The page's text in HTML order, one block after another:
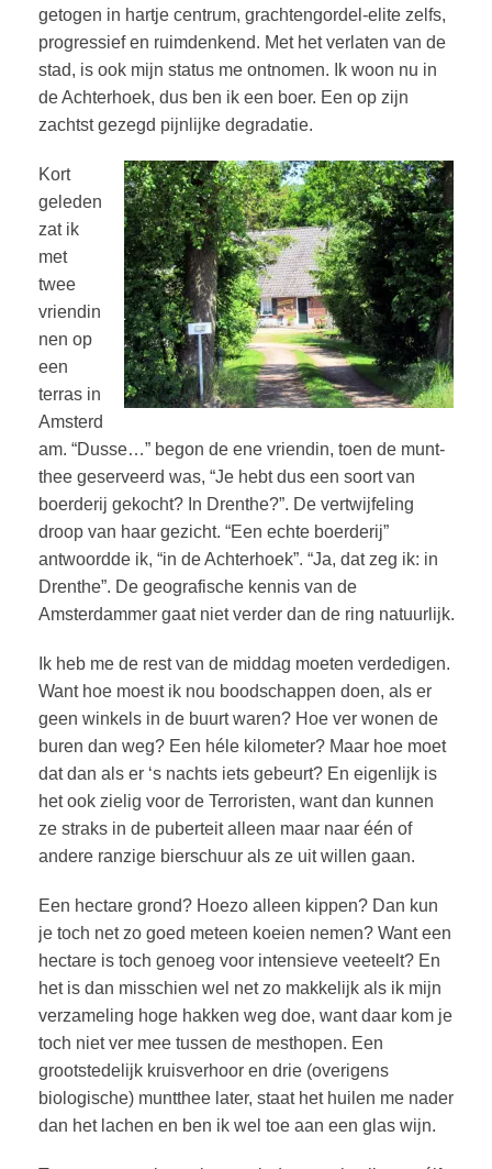
getogen in hartje centrum, grachtengordel-elite zelfs,
progressief en ruimdenkend. Met het verlaten van de
stad, is ook mijn status me ontnomen. Ik woon nu in
de Achterhoek, dus ben ik een boer. Een op zijn
zachtst gezegd pijnlijke degradatie.
Kort
geleden
zat ik
met
twee
vriendin
nen op
een
terras in
Amsterd
am. “Dusse…” begon de ene vriendin, toen de munt-
thee geserveerd was, “Je hebt dus een soort van
boerderij gekocht? In Drenthe?”. De vertwijfeling
droop van haar gezicht. “Een echte boerderij”
antwoordde ik, “in de Achterhoek”. “Ja, dat zeg ik: in
Drenthe”. De geografische kennis van de
Amsterdammer gaat niet verder dan de ring natuurlijk.
Ik heb me de rest van de middag moeten verdedigen.
Want hoe moest ik nou boodschappen doen, als er
geen winkels in de buurt waren? Hoe ver wonen de
buren dan weg? Een héle kilometer? Maar hoe moet
dat dan als er ‘s nachts iets gebeurt? En eigenlijk is
het ook zielig voor de Terroristen, want dan kunnen
ze straks in de puberteit alleen maar naar één of
andere ranzige bierschuur als ze uit willen gaan.
Een hectare grond? Hoezo alleen kippen? Dan kun
je toch net zo goed meteen koeien nemen? Want een
hectare is toch genoeg voor intensieve veeteelt? En
het is dan misschien wel net zo makkelijk als ik mijn
verzameling hoge hakken weg doe, want daar kom je
toch niet ver mee tussen de mesthopen. Een
grootstedelijk kruisverhoor en drie (overigens
biologische) muntthee later, staat het huilen me nader
dan het lachen en ben ik wel toe aan een glas wijn.